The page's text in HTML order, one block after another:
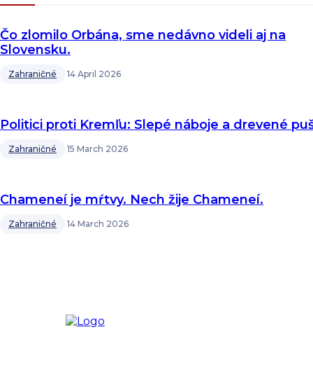
Čo zlomilo Orbána, sme nedávno videli aj na
Slovensku.
Zahraničné 14 April 2026
Politici proti Kremľu: Slepé náboje a drevené
Zahraničné 15 March 2026
Chameneí je mŕtvy. Nech žije Chameneí.
Zahraničné 14 March 2026